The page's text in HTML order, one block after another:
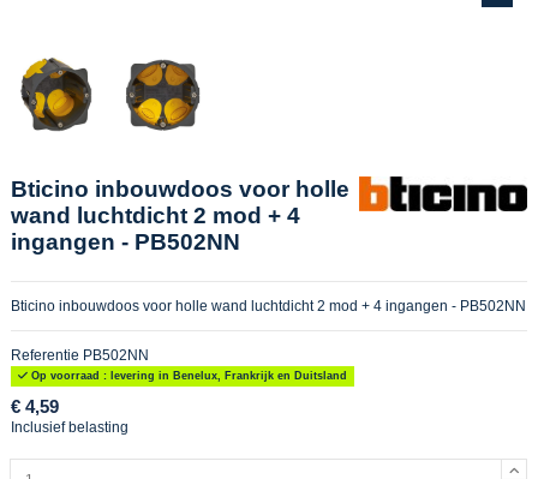
Bticino inbouwdoos voor holle
wand luchtdicht 2 mod + 4
ingangen - PB502NN
Bticino inbouwdoos voor holle wand luchtdicht 2 mod + 4 ingangen - PB502NN
Referentie PB502NN
Op voorraad : levering in Benelux, Frankrijk en Duitsland
€ 4,59
Inclusief belasting